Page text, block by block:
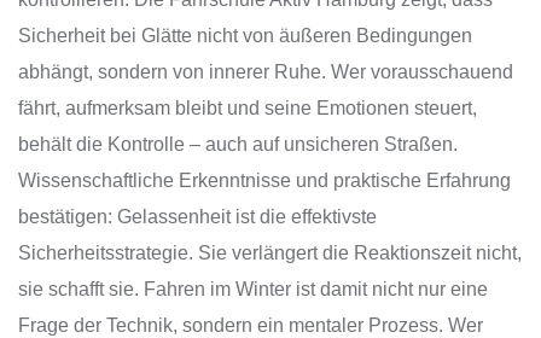
Sicherheit bei Glätte nicht von äußeren Bedingungen
abhängt, sondern von innerer Ruhe. Wer vorausschauend
fährt, aufmerksam bleibt und seine Emotionen steuert,
behält die Kontrolle – auch auf unsicheren Straßen.
Wissenschaftliche Erkenntnisse und praktische Erfahrung
bestätigen: Gelassenheit ist die effektivste
Sicherheitsstrategie. Sie verlängert die Reaktionszeit nicht,
sie schafft sie. Fahren im Winter ist damit nicht nur eine
Frage der Technik, sondern ein mentaler Prozess. Wer